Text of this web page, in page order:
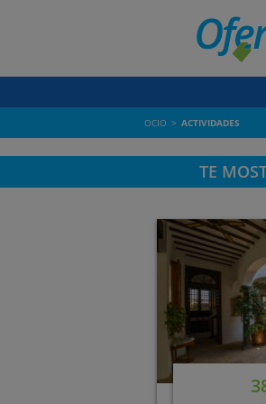
OCIO ACTIVIDADES
TE